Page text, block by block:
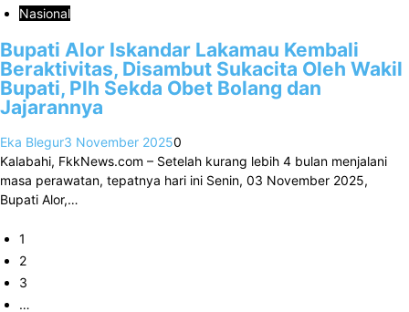
Nasional
Bupati Alor Iskandar Lakamau Kembali
Beraktivitas, Disambut Sukacita Oleh Wakil
Bupati, Plh Sekda Obet Bolang dan
Jajarannya
Eka Blegur3 November 20250
Kalabahi, FkkNews.com – Setelah kurang lebih 4 bulan menjalani
masa perawatan, tepatnya hari ini Senin, 03 November 2025,
Bupati Alor,…
1
2
3
…